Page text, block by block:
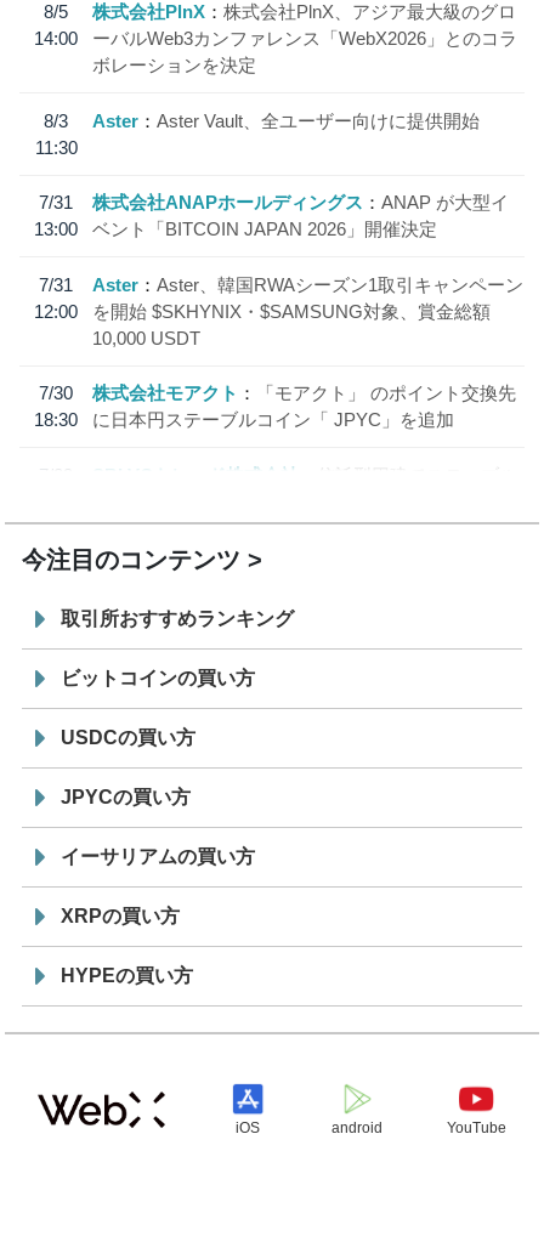
8/5
14:00
株式会社PlnX
株式会社PlnX、アジア最大級のグロ
ーバルWeb3カンファレンス「WebX2026」とのコラ
ボレーションを決定
8/3
11:30
Aster Aster Vault、全ユーザー向けに提供開始
7/31
13:00
株式会社ANAPホールディングス
ANAP が大型イ
ベント「BITCOIN JAPAN 2026」開催決定
7/31
12:00
Aster
Aster、韓国RWAシーズン1取引キャンペーン
を開始 $SKHYNIX・$SAMSUNG対象、賞金総額
10,000 USDT
7/30
18:30
株式会社モアクト
「モアクト」 のポイント交換先
に日本円ステーブルコイン「 JPYC」を追加
7/29
SBI VCトレード株式会社
信託型円建てステーブル
今注目のコンテンツ
取引所おすすめランキング
ビットコインの買い方
USDCの買い方
JPYCの買い方
イーサリアムの買い方
XRPの買い方
HYPEの買い方
iOS android YouTube